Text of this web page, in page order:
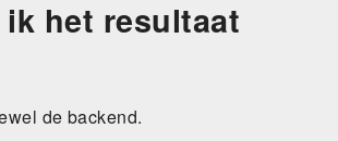
ik het resultaat
de backend.